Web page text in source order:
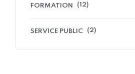
FORMATION (12)
SERVICE PUBLIC (2)